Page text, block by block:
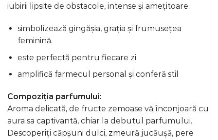
iubirii lipsite de obstacole, intense și amețitoare.
simbolizează gingășia, grația și frumusețea
feminină.
este perfectă pentru fiecare zi
amplifică farmecul personal și conferă stil
Compoziția parfumului:
Aroma delicată, de fructe zemoase vă înconjoară cu
aura sa captivantă, chiar la debutul parfumului.
Descoperiți căpșuni dulci, zmeură jucăușă, pere